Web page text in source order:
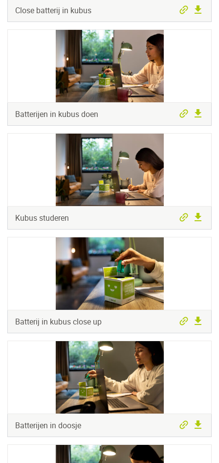
Close batterij in kubus
Batterijen in kubus doen
Kubus studeren
Batterij in kubus close up
Batterijen in doosje